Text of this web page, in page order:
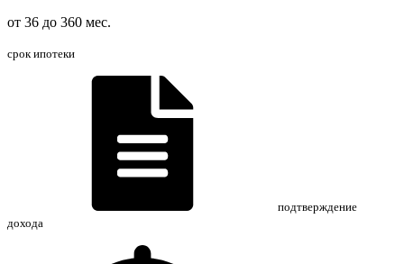
от 36 до 360 мес.
срок ипотеки
подтверждение
дохода